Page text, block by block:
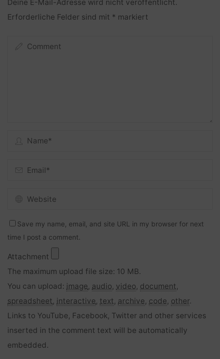
Deine E-Mail-Adresse wird nicht veröffentlicht.
Erforderliche Felder sind mit * markiert
Save my name, email, and site URL in my browser for next
time I post a comment.
Attachment
The maximum upload file size: 10 MB.
You can upload: image, audio, video, document,
spreadsheet, interactive, text, archive, code, other.
Links to YouTube, Facebook, Twitter and other services
inserted in the comment text will be automatically
embedded.